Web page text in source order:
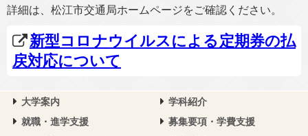
詳細は、松江市交通局ホームページをご確認ください。
新型コロナウイルスによる定期券の払
戻対応について
大学案内
学科紹介
就職・進学支援
募集要項・学費支援